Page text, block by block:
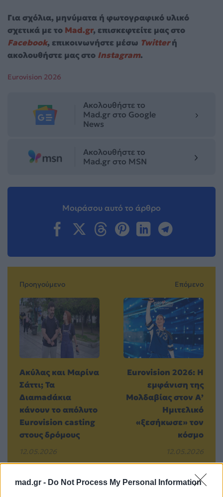
mad.gr - Do Not Process My Personal Information
Για σχόλια, μηνύματα ή φωτογραφικό υλικό
σχετικά με το Mad.gr, επισκεφτείτε μας στο
Facebook, επικοινωνήστε μέσω Twitterή
ακολουθήστε μας στο Instagram.
Eurovision 2026
Ακολουθήστε το
Mad.gr στο Google
News
Ακολουθήστε το
Mad.gr στο MSN
Μοιράσου αυτό το άρθρο
Προηγούμενο
Ακύλας και Μαρίνα
Σάττι; Τα
Διαmadάκια
κάνουν το απόλυτο
Eurovision casting
στους δρόμους
12.05.2026
Επόμενο
Eurovision 2026: Η
εμφάνιση της
Μολδαβίας στον Α’
Ημιτελικό
«ξεσήκωσε» τον
κόσμο
12.05.2026